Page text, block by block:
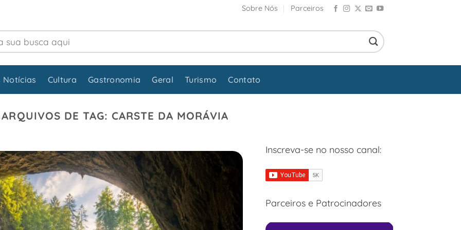
Sobre Nós Parceiros
Notícias Cultura Gastronomia Geral Turismo Contato
ARQUIVOS DE TAG: CARSTE DA MORÁVIA
Inscreva-se no nosso canal:
Parceiros e Patrocinadores